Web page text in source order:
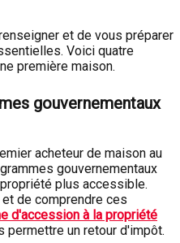
et de vous préparer
Voici quatre
première maison.
gouvernementaux
acheteur de maison au
gouvernementaux
plus accessible.
de comprendre ces
d'accession à la propriété
permettre un retour d'impôt.